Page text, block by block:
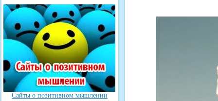
Сайты о позитивном мышлении